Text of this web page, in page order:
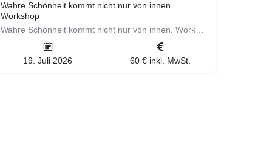
Wahre Schönheit kommt nicht nur von innen.
Workshop
Wahre Schönheit kommt nicht nur von innen. Workshop Natürlich ist wichtig. Erfahre welche Wildkräuter…
19. Juli 2026 60 € inkl. MwSt.